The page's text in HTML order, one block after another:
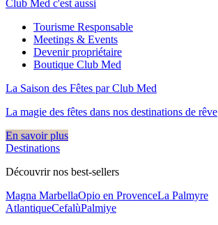
Club Med c'est aussi
Tourisme Responsable
Meetings & Events
Devenir propriétaire
Boutique Club Med
La Saison des Fêtes par Club Med
La magie des fêtes dans nos destinations de rêve​
En savoir plus
Destinations
Découvrir nos best-sellers
Magna MarbellaOpio en ProvenceLa Palmyre
AtlantiqueCefalùPalmiye